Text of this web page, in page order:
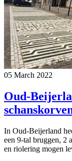
05 March 2022
Oud-
In Oud-Beijerland
een 9-tal bruggen, 2
en riolering mogen